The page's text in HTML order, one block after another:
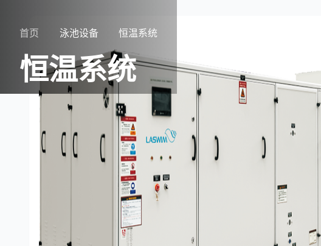
首页 泳池设备 恒温系统
恒温系统